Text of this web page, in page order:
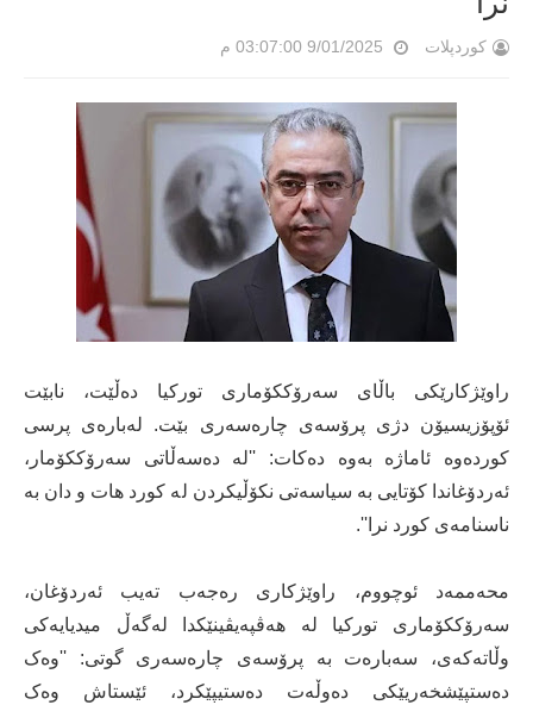
کوردپلات 9/01/2025 03:07:00 م
راوێژکارێکی باڵای سەرۆککۆماری تورکیا دەڵێت، نابێت
ئۆپۆزیسیۆن دژی پرۆسەی چارەسەری بێت. لەبارەی پرسی
کوردەوە ئاماژە بەوە دەکات: ''لە دەسەڵاتی سەرۆککۆمار،
ئەردۆغاندا کۆتایی بە سیاسەتی نکۆڵیکردن لە کورد هات و دان بە
ناسنامەی کورد نرا''.
محەممەد ئوچووم، راوێژکاری رەجەب تەیب ئەردۆغان،
سەرۆککۆماری تورکیا لە هەڤپەیڤینێکدا لەگەڵ میدیایەکی
وڵاتەکەی، سەبارەت بە پرۆسەی چارەسەری گوتی: ''وەک
دەستپێشخەریێکی دەوڵەت دەستیپێکرد، ئێستاش وەک